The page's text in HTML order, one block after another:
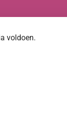
voldoen.